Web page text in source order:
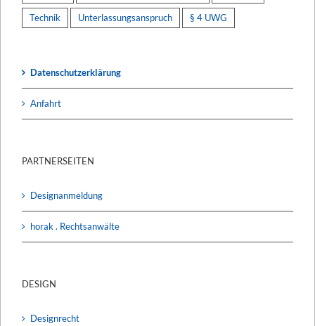
Technik Unterlassungsanspruch § 4 UWG
Datenschutzerklärung
Anfahrt
PARTNERSEITEN
Designanmeldung
horak . Rechtsanwälte
DESIGN
Designrecht